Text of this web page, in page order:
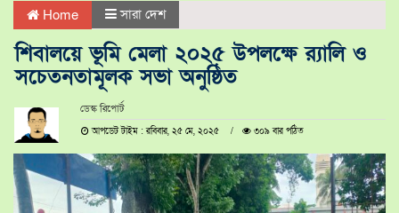
Home সারা দেশ
শিবালয়ে ভূমি মেলা ২০২৫ উপলক্ষে র‍্যালি ও
সচেতনতামূলক সভা অনুষ্ঠিত
ডেস্ক রিপোর্ট
আপডেট টাইম : রবিবার, ২৫ মে, ২০২৫ ৩০৯ বার পঠিত